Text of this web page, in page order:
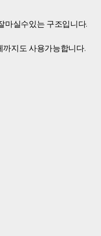
마실수있는 구조입니다.
지도 사용가능합니다.